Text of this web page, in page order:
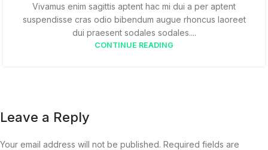
Vivamus enim sagittis aptent hac mi dui a per aptent
suspendisse cras odio bibendum augue rhoncus laoreet
dui praesent sodales sodales....
CONTINUE READING
Leave a Reply
Your email address will not be published. Required fields are